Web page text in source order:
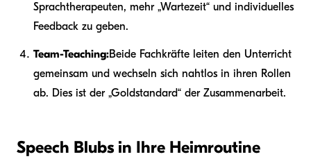
Sprachtherapeuten, mehr „Wartezeit“ und individuelles
Feedback zu geben.
Team-Teaching:Beide Fachkräfte leiten den Unterricht
gemeinsam und wechseln sich nahtlos in ihren Rollen
ab. Dies ist der „Goldstandard“ der Zusammenarbeit.
Speech Blubs in Ihre Heimroutine